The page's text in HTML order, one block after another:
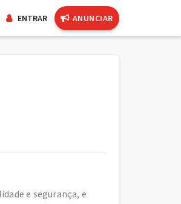
ENTRAR ANUNCIAR
e segurança, e